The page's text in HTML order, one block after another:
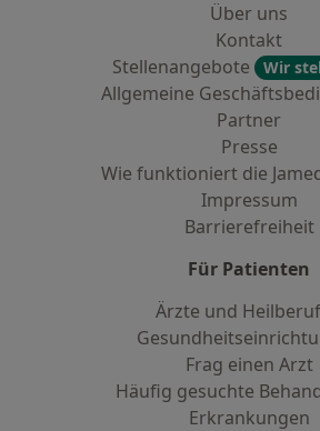
Über uns
Kontakt
Stellenangebote
Wir
Allgemeine
Partner
Presse
Wie funktioniert die
Impressum
Barrierefreiheit
Für Patienten
Ärzte und
Frag einen Arzt
Häufig gesuchte
Erkrankungen